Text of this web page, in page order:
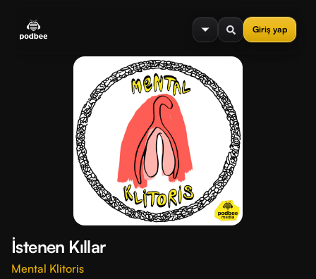
Giriş yap
menu
İstenen Kıllar
Mental Klitoris